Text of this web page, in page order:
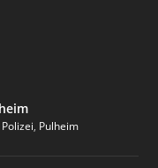
Polizei, Pulheim